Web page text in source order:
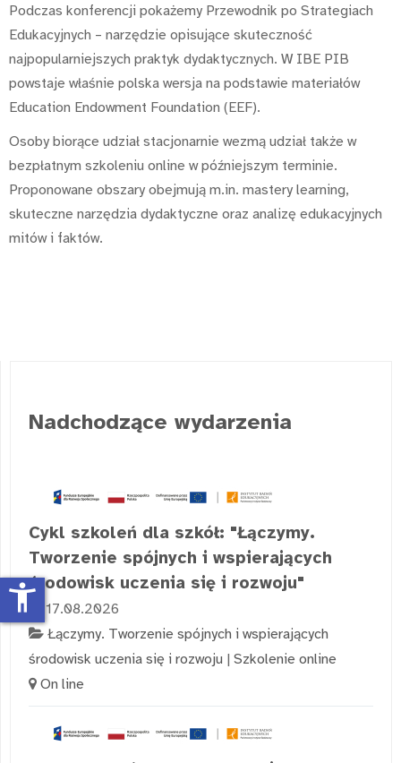
Podczas konferencji pokażemy Przewodnik po Strategiach
Edukacyjnych – narzędzie opisujące skuteczność
najpopularniejszych praktyk dydaktycznych. W IBE PIB
powstaje właśnie polska wersja na podstawie materiałów
Education Endowment Foundation (EEF).
Osoby biorące udział stacjonarnie wezmą udział także w
bezpłatnym szkoleniu online w późniejszym terminie.
Proponowane obszary obejmują m.in. mastery learning,
skuteczne narzędzia dydaktyczne oraz analizę edukacyjnych
mitów i faktów.
Nadchodzące wydarzenia
Cykl szkoleń dla szkół: "Łączymy.
Tworzenie spójnych i wspierających
środowisk uczenia się i rozwoju"
17.08.2026
Łączymy. Tworzenie spójnych i wspierających
środowisk uczenia się i rozwoju | Szkolenie online
On line
accessibility_new